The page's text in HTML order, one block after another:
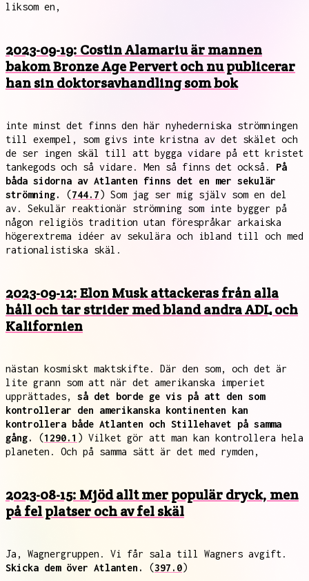
liksom en,
2023-09-19: Costin Alamariu är mannen
bakom Bronze Age Pervert och nu publicerar
han sin doktorsavhandling som bok
inte minst det finns den här nyhederniska strömningen
till exempel, som givs inte kristna av det skälet och
de ser ingen skäl till att bygga vidare på ett kristet
tankegods och så vidare. Men så finns det också. På
båda sidorna av Atlanten finns det en mer sekulär
strömning.
(744.7) Som jag ser mig själv som en del
av. Sekulär reaktionär strömning som inte bygger på
någon religiös tradition utan förespråkar arkaiska
högerextrema idéer av sekulära och ibland till och med
rationalistiska skäl.
2023-09-12: Elon Musk attackeras från alla
håll och tar strider med bland andra ADL och
Kalifornien
nästan kosmiskt maktskifte. Där den som, och det är
lite grann som att när det amerikanska imperiet
upprättades, så det borde ge vis på att den som
kontrollerar den amerikanska kontinenten kan
kontrollera både Atlanten och Stillehavet på samma
gång.
(1290.1 ) Vilket gör att man kan kontrollera hela
planeten. Och på samma sätt är det med rymden,
2023-08-15: Mjöd allt mer populär dryck, men
på fel platser och av fel skäl
Ja, Wagnergruppen. Vi får sala till Wagners avgift.
Skicka dem över Atlanten.
(397.0)